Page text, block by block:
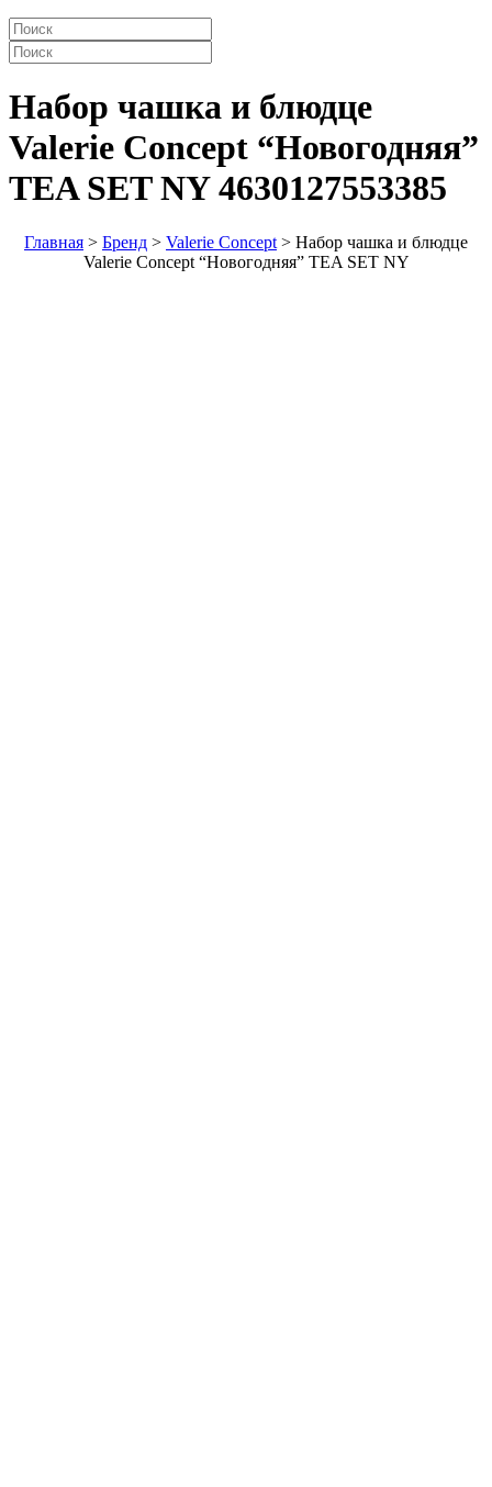
Набор чашка и блюдце
Valerie Concept “Новогодняя”
TEA SET NY4630127553385
Главная > Бренд > Valerie Concept > Набор чашка и блюдце
Valerie Concept “Новогодняя” TEA SET NY